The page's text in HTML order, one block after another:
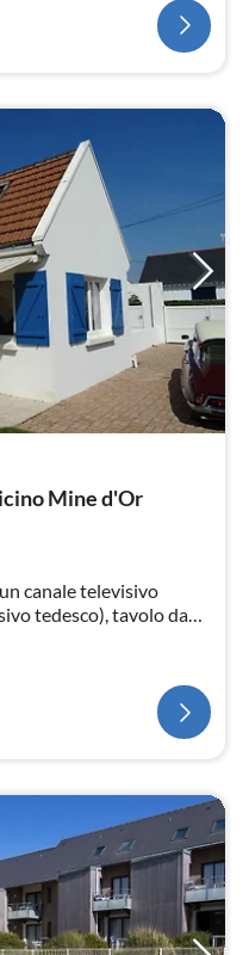
Mine d'Or
canale televisivo
tedesco), tavolo da
pranzo(6 persone)